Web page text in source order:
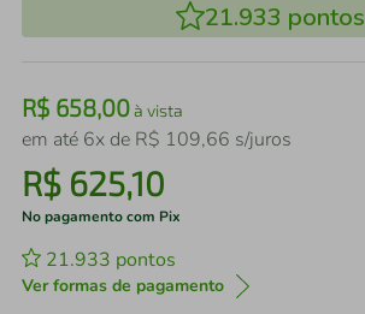
21.933 pontos
R$ 658,00à vista
em até 6x de R$ 109,66 s/juros
R$ 625,10
No pagamento com Pix
21.933 pontos
Ver formas de pagamento